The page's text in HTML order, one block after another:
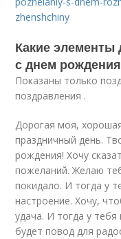
zhenshchiny
Какие
с днем
Показаны только
поздравления .
Дорогая моя,
праздничный день.
рождения! Хочу
пожеланий. Желаю
покидало. И тогда у
настроение. Хочу,
удача. И тогда у тебя
будет повод для